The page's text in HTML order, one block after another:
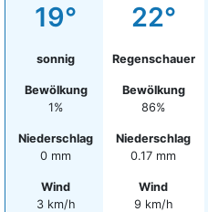
19°
sonnig
Bewölkung
1%
Niederschlag
0 mm
Wind
3 km/h
22°
Regenschauer
Bewölkung
86%
Niederschlag
0.17 mm
Wind
9 km/h